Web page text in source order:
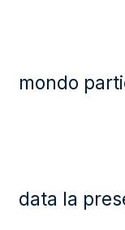
mondo
data la